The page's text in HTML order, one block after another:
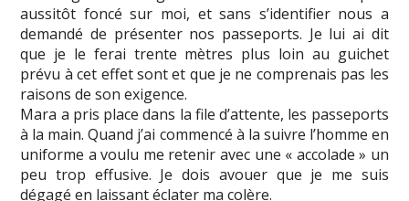
aussitôt foncé sur moi, et sans s’identifier nous a
demandé de présenter nos passeports. Je lui ai dit
que je le ferai trente mètres plus loin au guichet
prévu à cet effet sont et que je ne comprenais pas les
raisons de son exigence.
Mara a pris place dans la file d’attente, les passeports
à la main. Quand j’ai commencé à la suivre l’homme en
uniforme a voulu me retenir avec une « accolade » un
peu trop effusive. Je dois avouer que je me suis
dégagé en laissant éclater ma colère.